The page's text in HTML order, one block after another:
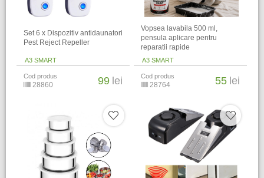
Set 6 x Dispozitiv antidaunatori
Pest Reject Repeller
A3 SMART
Cod produs
28860 99 lei
Vopsea lavabila 500 ml,
pensula aplicare pentru
reparatii rapide
A3 SMART
Cod produs
28764 55 lei